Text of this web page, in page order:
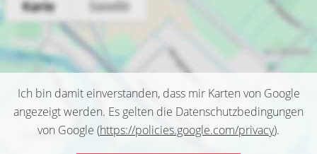
Ich bin damit einverstanden, dass mir Karten von Google
angezeigt werden. Es gelten die Datenschutzbedingungen
von Google (https://policies.google.com/privacy).